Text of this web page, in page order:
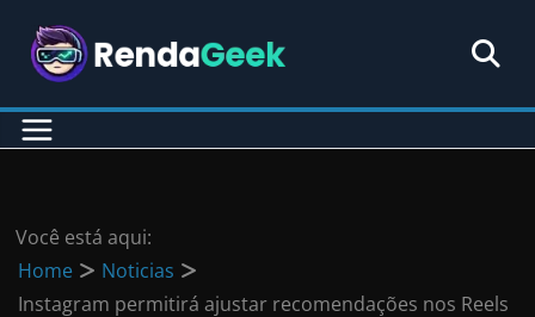
para
conteúdo
Você está aqui:
Home
Noticias
Instagram permitirá ajustar recomendações nos Reels